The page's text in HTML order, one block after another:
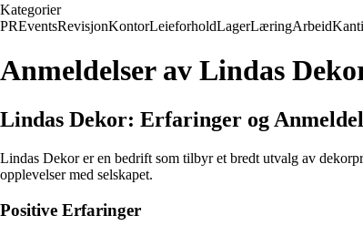
Kategorier
PREventsRevisjonKontorLeieforholdLagerLæringArbeid
Anmeldelser av Lindas
Lindas Dekor: Erfaringer og
Lindas Dekor er en bedrift som tilbyr et bredt utvalg av
opplevelser med selskapet.
Positive Erfaringer